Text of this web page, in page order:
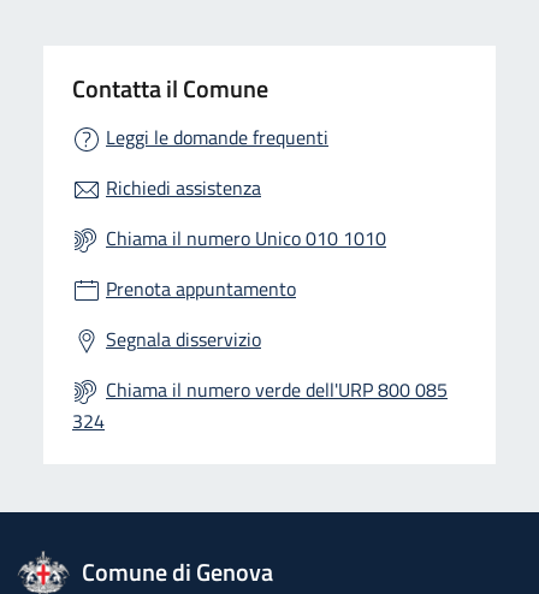
Contatta il Comune
Leggi le domande frequenti
Richiedi assistenza
Chiama il numero Unico 010 1010
Prenota appuntamento
Segnala disservizio
Chiama il numero verde dell'URP 800 085
324
logo Unione Europea
Comune di Genova